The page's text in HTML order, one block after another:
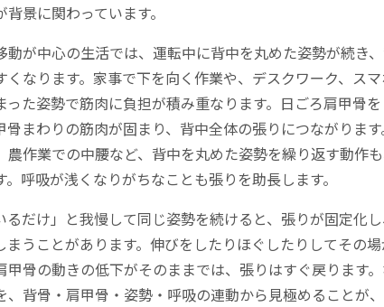
景に関わっています。
動が中心の生活では、運転中に背中を丸めた姿勢が続き
くなります。家事で下を向く作業や、デスクワーク、ス
った姿勢で筋肉に負担が積み重なります。日ごろ肩甲骨
骨まわりの筋肉が固まり、背中全体の張りにつながりま
農作業での中腰など、背中を丸めた姿勢を繰り返す動作
呼吸が浅くなりがちなことも張りを助長します。
るだけ」と我慢して同じ姿勢を続けると、張りが固定化
まうことがあります。伸びをしたりほぐしたりしてその
甲骨の動きの低下がそのままでは、張りはすぐ戻ります
、背骨・肩甲骨・姿勢・呼吸の連動から見極めることが